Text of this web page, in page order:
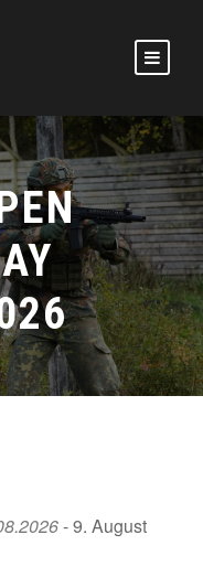
- 9. August